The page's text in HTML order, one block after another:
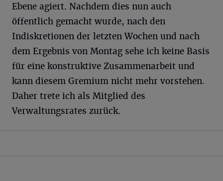
Ebene agiert. Nachdem dies nun auch
öffentlich gemacht wurde, nach den
Indiskretionen der letzten Wochen und nach
dem Ergebnis von Montag sehe ich keine Basis
für eine konstruktive Zusammenarbeit und
kann diesem Gremium nicht mehr vorstehen.
Daher trete ich als Mitglied des
Verwaltungsrates zurück.